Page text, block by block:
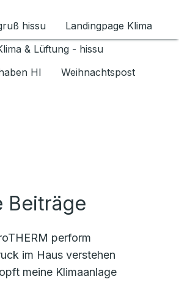
umschalten
hissu
Landingpage Klima
& Lüftung - hissu
HI
Weihnachtspost
Beiträge
perform
im Haus verstehen
meine Klimaanlage